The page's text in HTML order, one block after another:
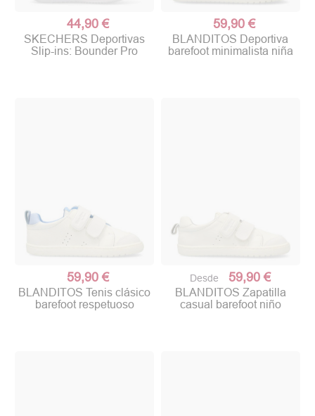
44,90 €
SKECHERS Deportivas
Slip-ins: Bounder Pro
59,90 €
BLANDITOS Deportiva
barefoot minimalista niña
59,90 €
BLANDITOS Tenis clásico
barefoot respetuoso
Desde 59,90 €
BLANDITOS Zapatilla
casual barefoot niño